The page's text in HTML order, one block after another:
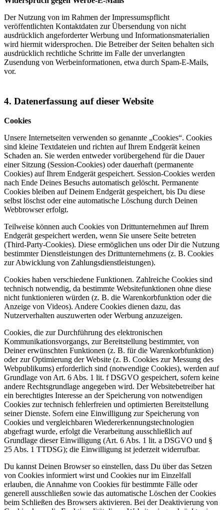
Der Nutzung von im Rahmen der Impressumspflicht
veröffentlichten Kontaktdaten zur Übersendung von nicht
ausdrücklich angeforderter Werbung und Informationsmaterialien
wird hiermit widersprochen. Die Betreiber der Seiten behalten sich
ausdrücklich rechtliche Schritte im Falle der unverlangten
Zusendung von Werbeinformationen, etwa durch Spam-E-Mails,
vor.
4. Datenerfassung auf dieser Website
Cookies
Unsere Internetseiten verwenden so genannte „Cookies“. Cookies
sind kleine Textdateien und richten auf Ihrem Endgerät keinen
Schaden an. Sie werden entweder vorübergehend für die Dauer
einer Sitzung (Session-Cookies) oder dauerhaft (permanente
Cookies) auf Ihrem Endgerät gespeichert. Session-Cookies werden
nach Ende Deines Besuchs automatisch gelöscht. Permanente
Cookies bleiben auf Deinem Endgerät gespeichert, bis Du diese
selbst löschst oder eine automatische Löschung durch Deinen
Webbrowser erfolgt.
Teilweise können auch Cookies von Drittunternehmen auf Ihrem
Endgerät gespeichert werden, wenn Sie unsere Seite betreten
(Third-Party-Cookies). Diese ermöglichen uns oder Dir die Nutzung
bestimmter Dienstleistungen des Drittunternehmens (z. B. Cookies
zur Abwicklung von Zahlungsdienstleistungen).
Cookies haben verschiedene Funktionen. Zahlreiche Cookies sind
technisch notwendig, da bestimmte Websitefunktionen ohne diese
nicht funktionieren würden (z. B. die Warenkorbfunktion oder die
Anzeige von Videos). Andere Cookies dienen dazu, das
Nutzerverhalten auszuwerten oder Werbung anzuzeigen.
Cookies, die zur Durchführung des elektronischen
Kommunikationsvorgangs, zur Bereitstellung bestimmter, von
Deiner erwünschten Funktionen (z. B. für die Warenkorbfunktion)
oder zur Optimierung der Website (z. B. Cookies zur Messung des
Webpublikums) erforderlich sind (notwendige Cookies), werden auf
Grundlage von Art. 6 Abs. 1 lit. f DSGVO gespeichert, sofern keine
andere Rechtsgrundlage angegeben wird. Der Websitebetreiber hat
ein berechtigtes Interesse an der Speicherung von notwendigen
Cookies zur technisch fehlerfreien und optimierten Bereitstellung
seiner Dienste. Sofern eine Einwilligung zur Speicherung von
Cookies und vergleichbaren Wiedererkennungstechnologien
abgefragt wurde, erfolgt die Verarbeitung ausschließlich auf
Grundlage dieser Einwilligung (Art. 6 Abs. 1 lit. a DSGVO und §
25 Abs. 1 TTDSG); die Einwilligung ist jederzeit widerrufbar.
Du kannst Deinen Browser so einstellen, dass Du über das Setzen
von Cookies informiert wirst und Cookies nur im Einzelfall
erlauben, die Annahme von Cookies für bestimmte Fälle oder
generell ausschließen sowie das automatische Löschen der Cookies
beim Schließen des Browsers aktivieren. Bei der Deaktivierung von